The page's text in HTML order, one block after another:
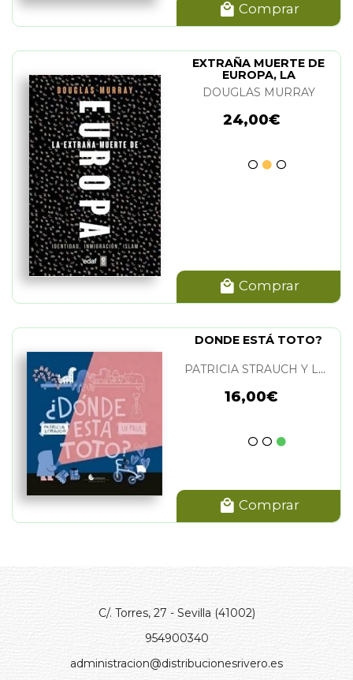
Comprar
EXTRAÑA MUERTE DE
EUROPA, LA
DOUGLAS MURRAY
24,00€
Comprar
DONDE ESTÁ TOTO?
PATRICIA STRAUCH Y LU PAUL
16,00€
Comprar
C/. Torres, 27 - Sevilla (41002)
954900340
administracion@distribucionesrivero.es